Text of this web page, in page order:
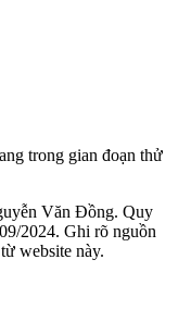
trong gian đoạn thử
Văn Đồng. Quy
2024. Ghi rõ nguồn
website này.